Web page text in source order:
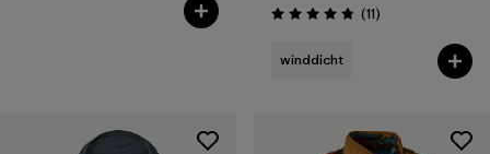
Bewertung: 4.8 / 5
(11Rezensionen
)
winddicht